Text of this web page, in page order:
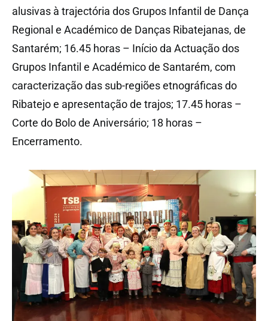
alusivas à trajectória dos Grupos Infantil de Dança
Regional e Académico de Danças Ribatejanas, de
Santarém; 16.45 horas – Início da Actuação dos
Grupos Infantil e Académico de Santarém, com
caracterização das sub-regiões etnográficas do
Ribatejo e apresentação de trajos; 17.45 horas –
Corte do Bolo de Aniversário; 18 horas –
Encerramento.